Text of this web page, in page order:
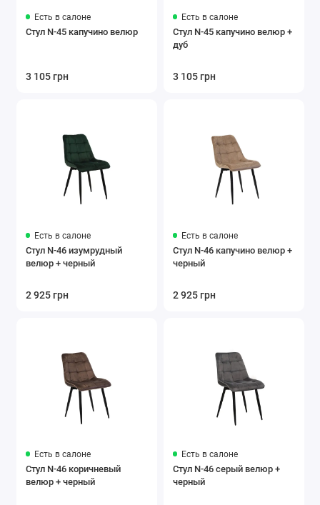
Есть в салоне
Стул N-45 капучино велюр
3 105 грн
Есть в салоне
Стул N-45 капучино велюр +
дуб
3 105 грн
Есть в салоне
Стул N-46 изумрудный
велюр + черный
2 925 грн
Есть в салоне
Стул N-46 капучино велюр +
черный
2 925 грн
Есть в салоне
Стул N-46 коричневый
велюр + черный
Есть в салоне
Стул N-46 серый велюр +
черный